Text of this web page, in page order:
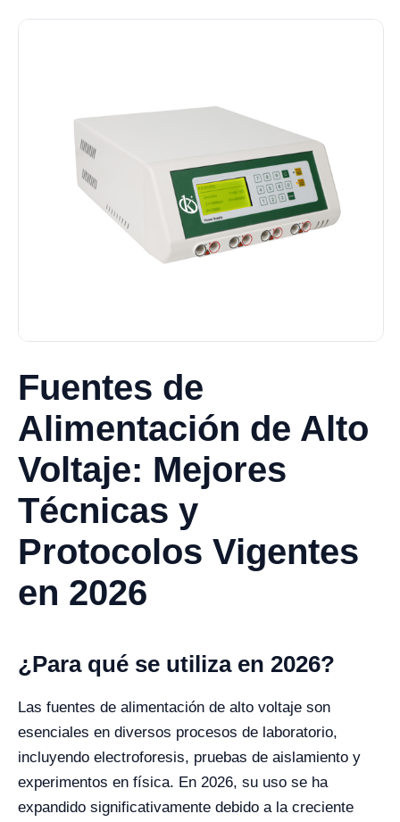
Fuentes de
Alimentación de Alto
Voltaje: Mejores
Técnicas y
Protocolos Vigentes
en 2026
¿Para qué se utiliza en 2026?
Las fuentes de alimentación de alto voltaje son
esenciales en diversos procesos de laboratorio,
incluyendo electroforesis, pruebas de aislamiento y
experimentos en física. En 2026, su uso se ha
expandido significativamente debido a la creciente